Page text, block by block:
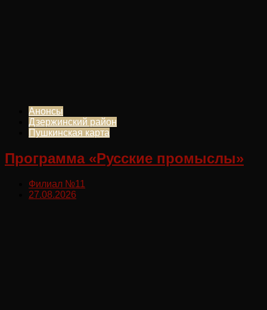
Анонсы
Дзержинский район
Пушкинская карта
Программа «Русские промыслы»
Филиал №11
27.08.2026